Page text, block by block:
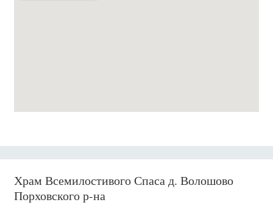
Храм Всемилостивого Спаса д. Волошово
Порховского р-на